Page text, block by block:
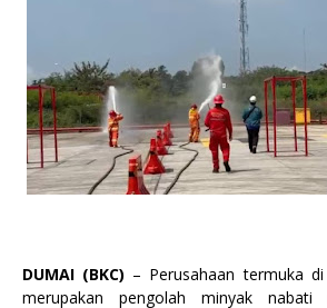
DUMAI (BKC) – Perusahaan termuka
merupakan pengolah minyak